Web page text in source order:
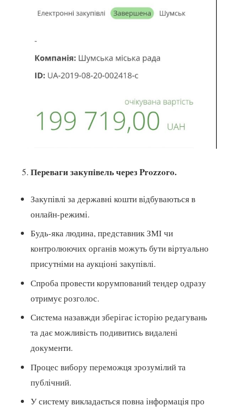
Переваги закупівель через Prozzoro.
Закупівлі за державні кошти відбуваються в
онлайн-режимі.
Будь-яка людина, представник ЗМІ чи
контролюючих органів можуть бути віртуально
присутніми на аукціоні закупівлі.
Спроба провести корумпований тендер одразу
отримує розголос.
Система назавжди зберігає історію редагувань
та дає можливість подивитись видалені
документи.
Процес вибору переможця зрозумілий та
публічний.
У систему викладається повна інформація про